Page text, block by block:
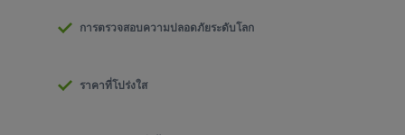
การตรวจสอบความปลอดภัยระดับโลก
ราคาที่โปร่งใส